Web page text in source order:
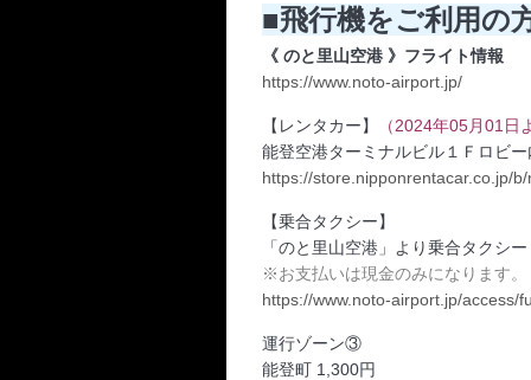
■飛行機をご利用の
《 のと里山空港 》フライト情報
https://www.noto-airport.jp/
【レンタカー】
（2024年05月01日
能登空港ターミナルビル１Ｆロビー
https://store.nipponrentacar.co.jp/
【乗合タクシー】
「のと里山空港」より乗合タクシ
※お支払いは現金のみになります。
https://www.noto-airport.jp/access/
運行ゾーン③
能登町 1,300円